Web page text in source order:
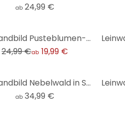
ab 24,99 €
Leinwandbild Pusteblumen-Traum im Frühling - Paksoylu
24,99 €ab 19,99 €
Leinwandbild Nebelwald in Schwarz-Weiß - Panorama - Xu
ab 34,99 €